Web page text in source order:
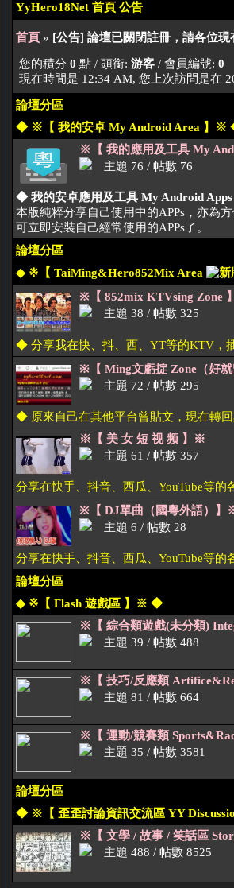
YyHero18Net 首頁 公告
首頁 » [公告] 論壇已關閉註冊，請各位
您的積分 0 點 / 頭銜: 游客 / 會員編號: 0
現在時間是 12:34 AM, 您上次訪問是在
論壇分區
◆ ※【 我的安卓 My Android Area 】※
※【 我的應用及工具 My
主題 76 / 帖數 76
◆ 我的安卓應用及工具 My Android
本版純粹分享自己使用中的APPs，亦為
可立即安裝自己經常使用的APPs了。
論壇分區
◆ ※【 TaiMing&Hero852Mix Area
※【 852mix KTVsing Zone
主題 38 / 帖數 325
◆ 分享我在快、抖、西、YT等的KTV，
※【 Ming文虧掟 Zone（好
主題 72 / 帖數 295
◆ 原來自己在其他平台曾貼文，現在轉
※【 美 女 短 视 频 】※
主題 61 / 帖數 357
分享在快手、抖音、西瓜、YouTube等的
※【 DJ單曲（國粵外語）】
主題 6 / 帖數 28
分享在快手、抖音、西瓜、YouTube等的
論壇分區
◆ ※【 Flash 遊戲區 】※ ◆
※【 綜合類遊戲(未分類)
主題 39 / 帖數 488
※【 技巧/反應類
主題 81 / 帖數 664
※【 運動/競賽類
主題 35 / 帖數 3581
論壇分區
◆ ※【 歪歪討論資訊交流區 YY
※【 文學 / 故事 / 笑話區
主題 488 / 帖數 8525